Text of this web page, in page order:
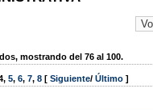
mostrando del 76 al 100.
, 5, 6, 7, 8 [ Siguiente/ Último ]